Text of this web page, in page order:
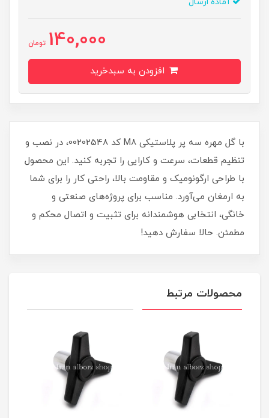
140,000 تومان
با گل مهره سه پر پلاستیکی M8 کد 00202548، در نصب و
تنظیم قطعات، سرعت و کارایی را تجربه کنید. این محصول
با طراحی ارگونومیک و مقاومت بالا، راحتی کار را برای شما
به ارمغان می‌آورد. مناسب برای پروژه‌های صنعتی و
خانگی، انتخابی هوشمندانه برای تثبیت و اتصال محکم و
مطمئن. حالا سفارش دهید!
محصولات مرتبط